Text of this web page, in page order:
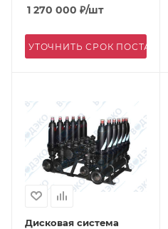
1 270 000 ₽/шт
УТОЧНИТЬ СРОК ПОСТАВКИ
Дисковая система